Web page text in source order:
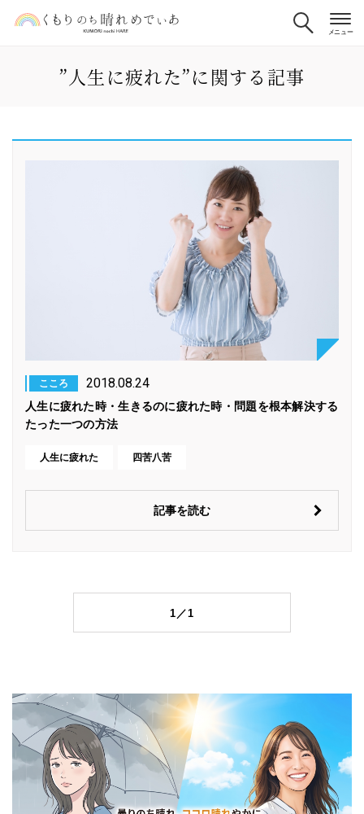
”人生に疲れた”に関する記事
こころ 2018.08.24
人生に疲れた時・生きるのに疲れた時・問題を根本解決する
たった一つの方法
人生に疲れた 四苦八苦
記事を読む
1／1